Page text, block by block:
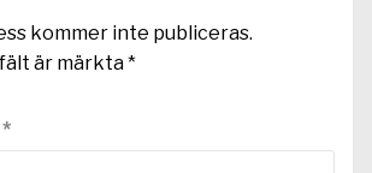
kommer inte publiceras.
är märkta*
*